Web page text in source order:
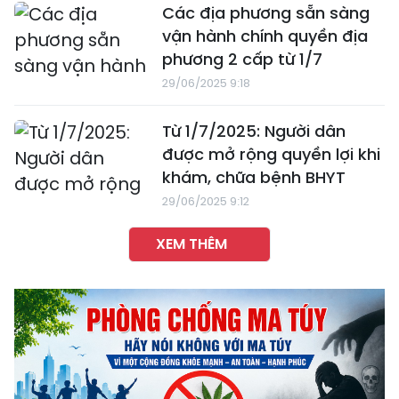
Các địa phương sẵn sàng
vận hành chính quyền địa
phương 2 cấp từ 1/7
29/06/2025 9:18
Từ 1/7/2025: Người dân
được mở rộng quyền lợi khi
khám, chữa bệnh BHYT
29/06/2025 9:12
XEM THÊM